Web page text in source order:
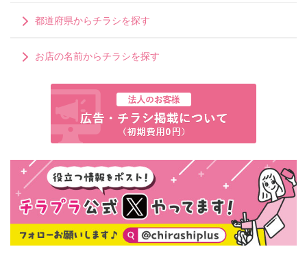
都道府県からチラシを探す
お店の名前からチラシを探す